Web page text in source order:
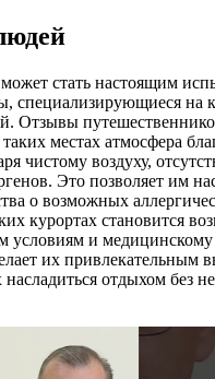
стать настоящим
специализирующиеся на
Отзывы
местах атмосфера
чистому воздуху,
Это позволяет им
о возможных
курортах становится
условиям и медицинскому
их привлекательным
отдыхом без